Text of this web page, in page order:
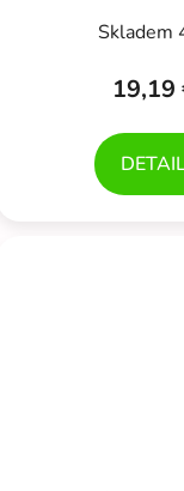
Skladem
19,19